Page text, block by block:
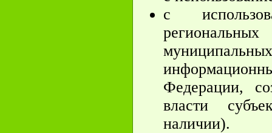
с
Федерации,
власти
наличии).